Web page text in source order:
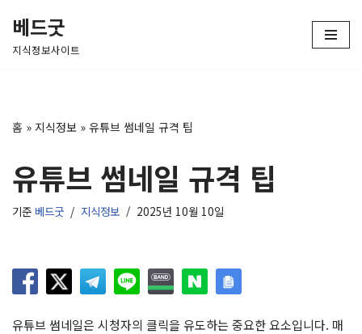
콘
건
기
베드굿
지식정보사이트
홈 » 지식정보 » 유튜브 썸네일 규격 팁
유튜브 썸네일 규격 팁
기준 베드굿 지식정보 2025년 10월 10일
유튜브 썸네일은 시청자의 클릭을 유도하는 중요한 요소입니다. 매